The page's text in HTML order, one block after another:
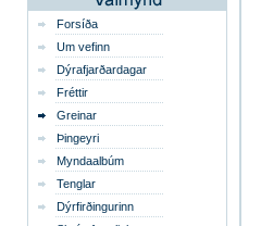
Forsíða
Um vefinn
Dýrafjarðardagar
Fréttir
Greinar
Þingeyri
Myndaalbúm
Tenglar
Dýrfirðingurinn